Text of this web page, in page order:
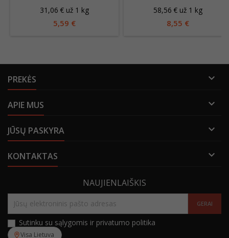
31,06 € už 1 kg
5,59 €
58,56 € už 1 kg
8,55 €
PREKĖS 
APIE MUS 
JŪSŲ PASKYRA 
KONTAKTAS 
NAUJIENLAIŠKIS
Sutinku su sąlygomis ir privatumo politika
Visa Lietuva